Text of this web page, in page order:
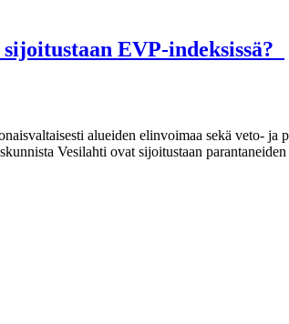
EVP-indeksissä?
alueiden elinvoimaa sekä veto-
Vesilahti ovat sijoitustaan